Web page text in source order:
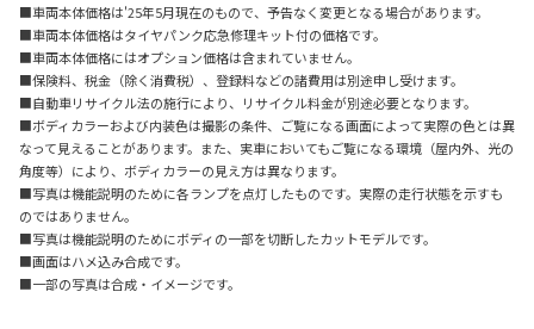
■車両本体価格は'25年5月現在のもので、予告なく変更となる場合があります。
■車両本体価格はタイヤパンク応急修理キット付の価格です。
■車両本体価格にはオプション価格は含まれていません。
■保険料、税金（除く消費税）、登録料などの諸費用は別途申し受けます。
■自動車リサイクル法の施行により、リサイクル料金が別途必要となります。
■ボディカラーおよび内装色は撮影の条件、ご覧になる画面によって実際の色とは異
なって見えることがあります。また、実車においてもご覧になる環境（屋内外、光の
角度等）により、ボディカラーの見え方は異なります。
■写真は機能説明のために各ランプを点灯したものです。実際の走行状態を示すも
のではありません。
■写真は機能説明のためにボディの一部を切断したカットモデルです。
■画面はハメ込み合成です。
■一部の写真は合成・イメージです。